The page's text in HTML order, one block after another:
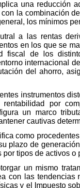
una reducción
la combinación
los mínimos
a las rentas
en los que se
fiscal de los
internacional
del ahorro,
instrumentos
por
un marco
cautivas
como
plazo de
tipos de activos o
un mismo
con las tendencias
y el Impuesto